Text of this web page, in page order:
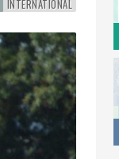
INTERNATIONAL